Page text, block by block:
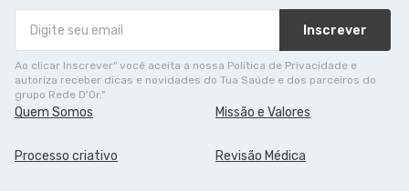
Inscrever
Ao clicar Inscrever" você aceita a nossa Política de Privacidade e
autoriza receber dicas e novidades do Tua Saúde e dos parceiros do
grupo Rede D'Or."
Quem Somos Missão e Valores
Processo criativo Revisão Médica